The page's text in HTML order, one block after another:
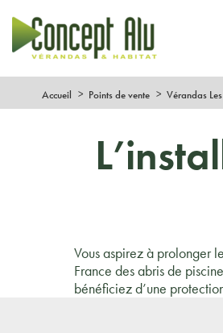
Accueil Points de vente Vérandas
Vous aspirez à prolonger
France des abris de
bénéficiez d’une